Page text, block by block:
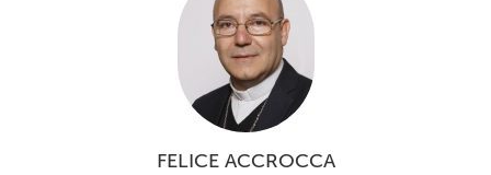
FELICE ACCROCCA